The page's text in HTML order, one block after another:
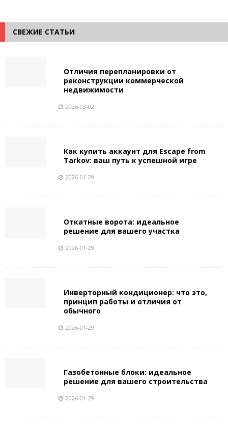
СВЕЖИЕ СТАТЬИ
Отличия перепланировки от
реконструкции коммерческой
недвижимости
2026-03-02
Как купить аккаунт для Escape from
Tarkov: ваш путь к успешной игре
2026-01-29
Откатные ворота: идеальное
решение для вашего участка
2026-01-29
Инверторный кондиционер: что это,
принцип работы и отличия от
обычного
2026-01-29
Газобетонные блоки: идеальное
решение для вашего строительства
2026-01-29